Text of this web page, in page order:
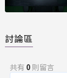
討論區
共有 0則留言